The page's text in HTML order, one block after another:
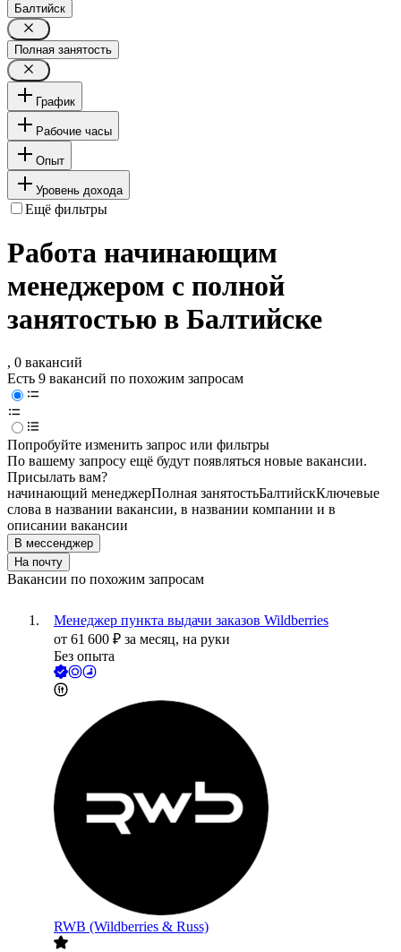
Балтийск
Полная занятость
График
Рабочие часы
Опыт
Уровень дохода
Ещё фильтры
Работа начинающим
менеджером с полной
занятостью в Балтийске
, 0 вакансий
Есть 9 вакансий по похожим запросам
Попробуйте изменить запрос или фильтры
По вашему запросу ещё будут появляться новые вакансии.
Присылать вам?
начинающий менеджерПолная занятостьБалтийскКлючевые
слова в названии вакансии, в названии компании и в
описании вакансии
В мессенджер
На почту
Вакансии по похожим запросам
Менеджер пункта выдачи заказов Wildberries
от 61 600 ₽ за месяц, на руки
Без опыта
RWB (Wildberries & Russ)